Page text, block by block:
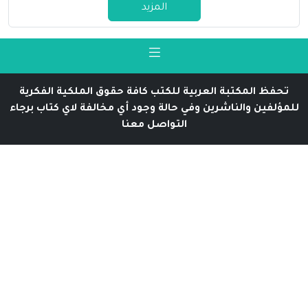
المزيد
تحفظ المكتبة العربية للكتب كافة حقوق الملكية الفكرية
للمؤلفين والناشرين وفي حالة وجود أي مخالفة لاي كتاب برجاء
التواصل معنا